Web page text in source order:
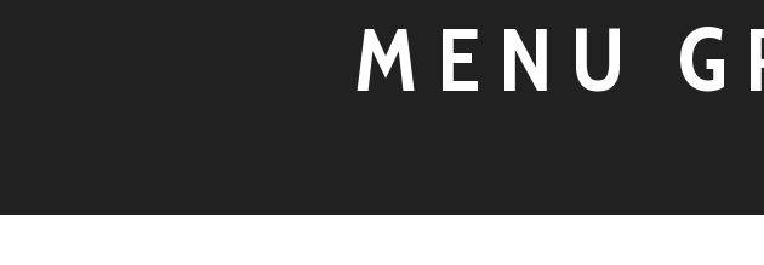
MENU